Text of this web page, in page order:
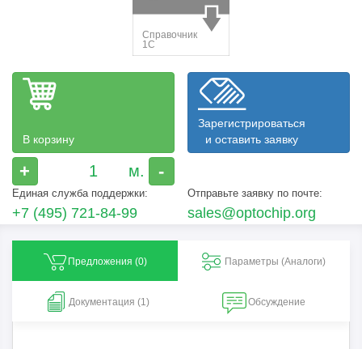
В корзину
+ -
Зарегистрироваться
и оставить заявку
Единая служба поддержки:
+7 (495) 721-84-99
Отправьте заявку по почте:
sales@optochip.org
Предложения (0) Параметры (Aналоги)
Документация (1) Обсуждение